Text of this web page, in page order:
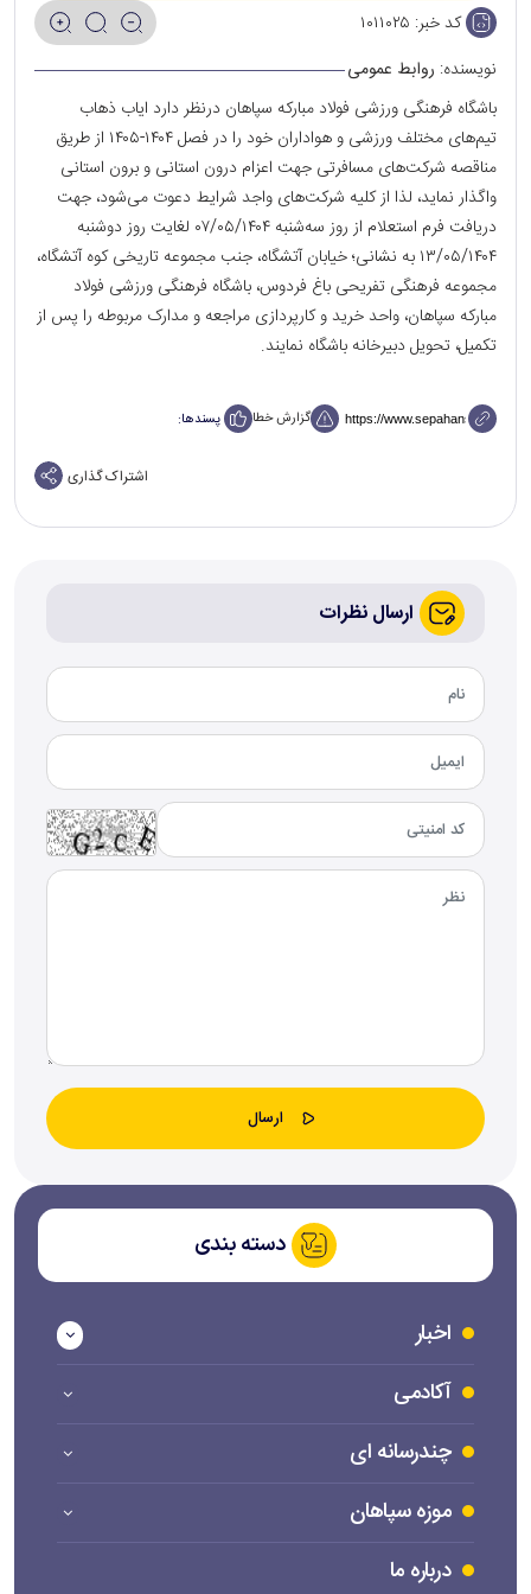
کد خبر: ۱۰۱۱۰۲۵
نویسنده: روابط عمومی
باشگاه فرهنگی ورزشی فولاد مبارکه سپاهان درنظر دارد ایاب ذهاب
تیم‌های مختلف ورزشی و هواداران خود را در فصل ۱۴۰۴-۱۴۰۵ از طریق
مناقصه شرکت‌های مسافرتی جهت اعزام درون استانی و برون استانی
واگذار نماید، لذا از کلیه شرکت‌های واجد شرایط دعوت می‌شود، جهت
دریافت فرم استعلام از روز سه‌شنبه ۰۷/۰۵/۱۴۰۴ لغایت روز دوشنبه
۱۳/۰۵/۱۴۰۴ به نشانی؛ خیابان آتشگاه، جنب مجموعه تاریخی کوه آتشگاه،
مجموعه فرهنگی تفریحی باغ فردوس، باشگاه فرهنگی ورزشی فولاد
مبارکه سپاهان، واحد خرید و کارپردازی مراجعه و مدارک مربوطه را پس از
تکمیل، تحویل دبیرخانه باشگاه نمایند.
گزارش خطا پسندها:
اشتراک گذاری
ارسال نظرات
دسته بندی
اخبار
آکادمی
چندرسانه ای
موزه سپاهان
درباره ما